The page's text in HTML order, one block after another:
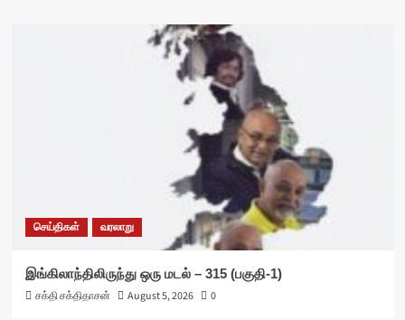
செய்திகள் வரலாறு
இங்கிலாந்திலிருந்து ஒரு மடல் – 315 (பகுதி-1)
சக்தி சக்திதாசன்
August 5, 2026 0